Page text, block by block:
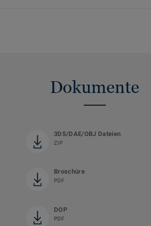
Dokumente
3DS/DAE/OBJ Dateien
ZIP
Broschüre
PDF
DOP
PDF